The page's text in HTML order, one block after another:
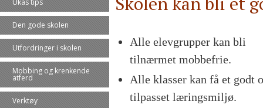
Ukas tips
Den gode skolen
Utfordringer i skolen
Mobbing og krenkende
atferd
Verktøy
Alle elevgrupper kan bli
tilnærmet mobbefrie.
Alle klasser kan få et godt
tilpasset læringsmiljø.